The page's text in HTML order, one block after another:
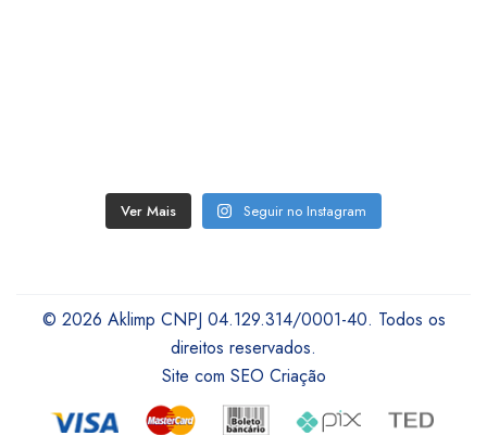
Ver Mais Seguir no Instagram
© 2026 Aklimp CNPJ 04.129.314/0001-40. Todos os
direitos reservados.
Site com SEO Criação